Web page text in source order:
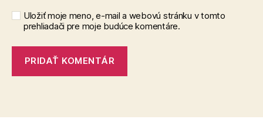
Uložiť moje meno, e-mail a webovú stránku v tomto
prehliadači pre moje budúce komentáre.